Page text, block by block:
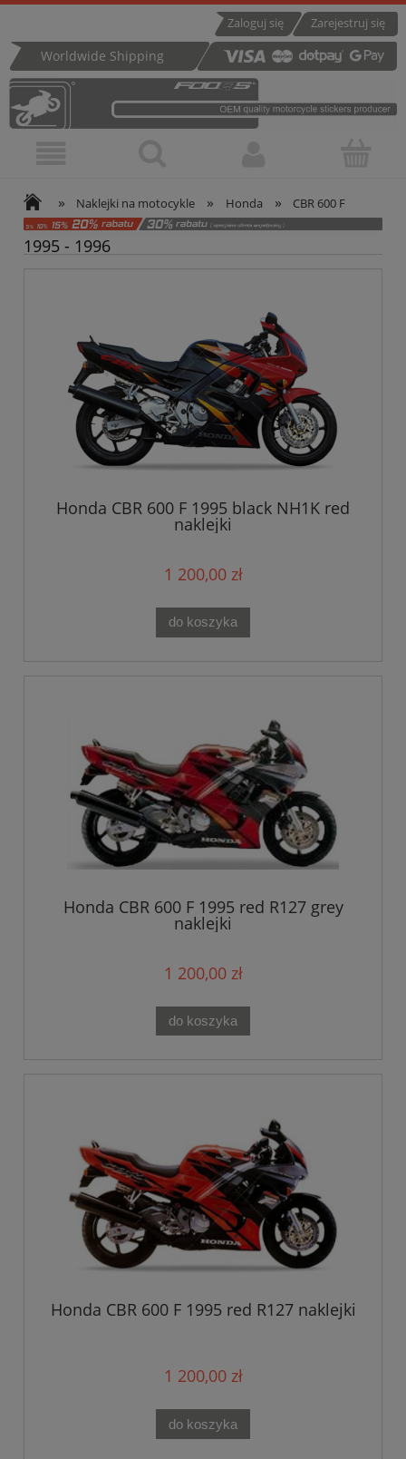
Zarejestruj się
Zaloguj się
Worldwide Shipping
» Naklejki na motocykle » Honda » CBR 600 F
1995 - 1996
Honda CBR 600 F 1995 black NH1K red
naklejki
1 200,00 zł
do koszyka
Honda CBR 600 F 1995 red R127 grey
naklejki
1 200,00 zł
do koszyka
Honda CBR 600 F 1995 red R127 naklejki
1 200,00 zł
do koszyka